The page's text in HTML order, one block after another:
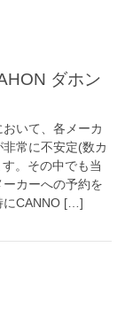
いて、各メーカ
常に不安定(数カ
。その中でも当
カーへの予約を
にCANNO […]